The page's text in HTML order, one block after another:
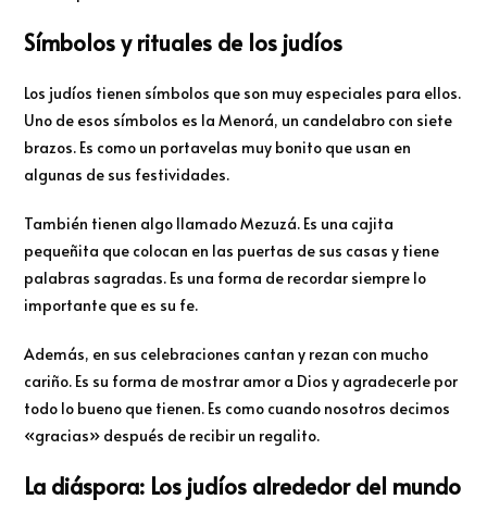
Símbolos y rituales de los judíos
Los judíos tienen símbolos que son muy especiales para ellos.
Uno de esos símbolos es la Menorá, un candelabro con siete
brazos. Es como un portavelas muy bonito que usan en
algunas de sus festividades.
También tienen algo llamado Mezuzá. Es una cajita
pequeñita que colocan en las puertas de sus casas y tiene
palabras sagradas. Es una forma de recordar siempre lo
importante que es su fe.
Además, en sus celebraciones cantan y rezan con mucho
cariño. Es su forma de mostrar amor a Dios y agradecerle por
todo lo bueno que tienen. Es como cuando nosotros decimos
«gracias» después de recibir un regalito.
La diáspora: Los judíos alrededor del mundo